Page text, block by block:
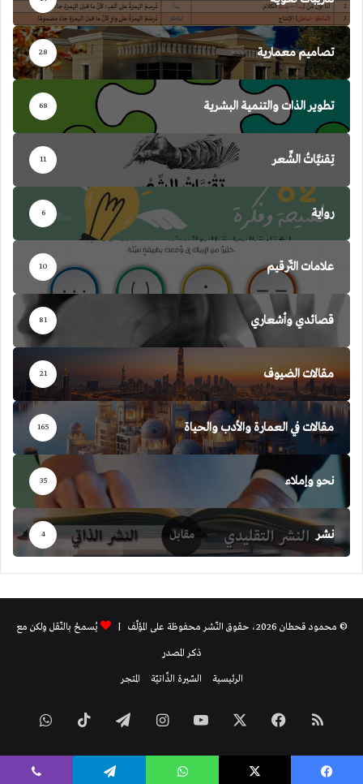
تصاميم معمارية 28
تطوير الذات والتنمية البشرية 68
تِقنيَّاتُ الشِّعر 11
رواية 6
علامات التّرقيم 10
قصائدي وأشعاري 81
مقالات الضيوف 21
مقالات في العمارة والأدب والحياة 165
نحو وإملاء 35
نشر 4
© محمود قحطان 2026، حقوق النّشر محفوظة على المؤلّف |
يُسمحُ بالنّقل ولكن مع
ذكر المصدر
الرئيسية
السّيرة الذّاتيّة المتجر
ملخص
الموقع
فيسبوك ‫YouTubeانستقرامتيلقرام ‫TikTokواتساب